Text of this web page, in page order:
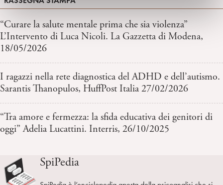
“Curare la salute mentale prima che sia violenza”
L’Intervento di Luca Nicoli. La Gazzetta di Modena,
18/05/2026
I ragazzi nella rete diagnostica del ADHD e dell’autismo.
Sarantis Thanopulos, HuffPost Italia 27/02/2026
“Tra amore e fermezza: la sfida educativa dei genitori di
oggi” Adelia Lucattini. Interris, 26/10/2025
SpiPedia